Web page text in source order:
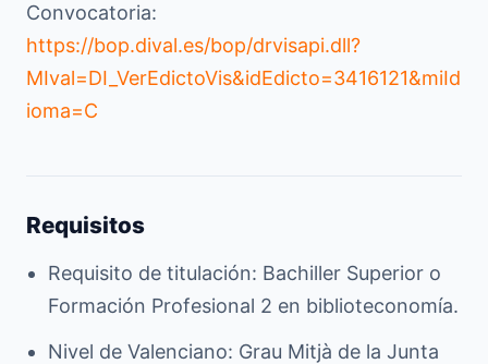
Convocatoria:
https://bop.dival.es/bop/drvisapi.dll?
MIval=DI_VerEdictoVis&idEdicto=3416121&miId
ioma=C
Requisitos
Requisito de titulación: Bachiller Superior o
Formación Profesional 2 en biblioteconomía.
Nivel de Valenciano: Grau Mitjà de la Junta